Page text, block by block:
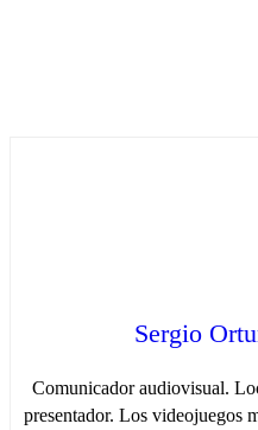
Sergio
Comunicador audiovisual.
presentador. Los videojuegos